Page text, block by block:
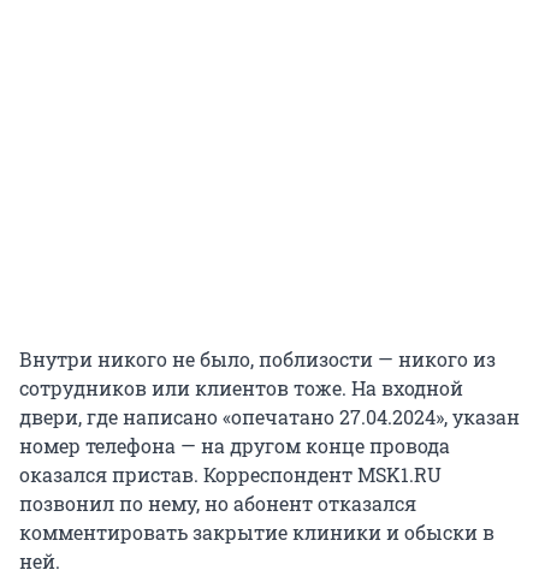
Внутри никого не было, поблизости — никого из
сотрудников или клиентов тоже. На входной
двери, где написано «опечатано 27.04.2024», указан
номер телефона — на другом конце провода
оказался пристав. Корреспондент MSK1.RU
позвонил по нему, но абонент отказался
комментировать закрытие клиники и обыски в
ней.